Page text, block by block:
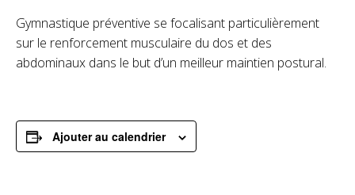
Gymnastique préventive se focalisant particulièrement
sur le renforcement musculaire du dos et des
abdominaux dans le but d’un meilleur maintien postural.
Ajouter au calendrier